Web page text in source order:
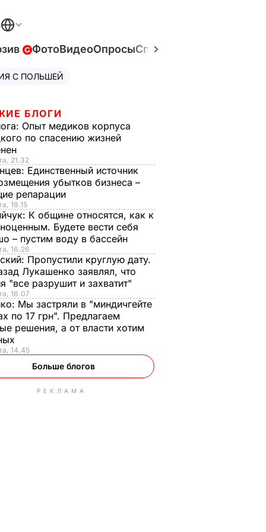
ФотоВидеоОпросыСпецпроекты
С ПОЛЬШЕЙ
БЛОГИ
Опыт медиков корпуса
по спасению жизней
21.32
Единственный источник
убытков бизнеса –
репарации
19.15
К общине относятся, как к
Будете вести себя
– пустим воду в бассейн
16.26
Пропустили круглую дату.
Лукашенко заявлял, что
"все разрушит и захватит"
16.07
Мы застряли в "миндичгейте
по 17 грн". Предлагаем
решения, а от власти хотим
14.45
Больше блогов
РЕКЛАМА